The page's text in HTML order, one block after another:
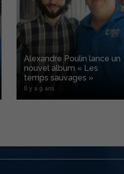
Alexandre Poulin lance un
nouvel album « Les
temps sauvages »
Il y a 9 ans